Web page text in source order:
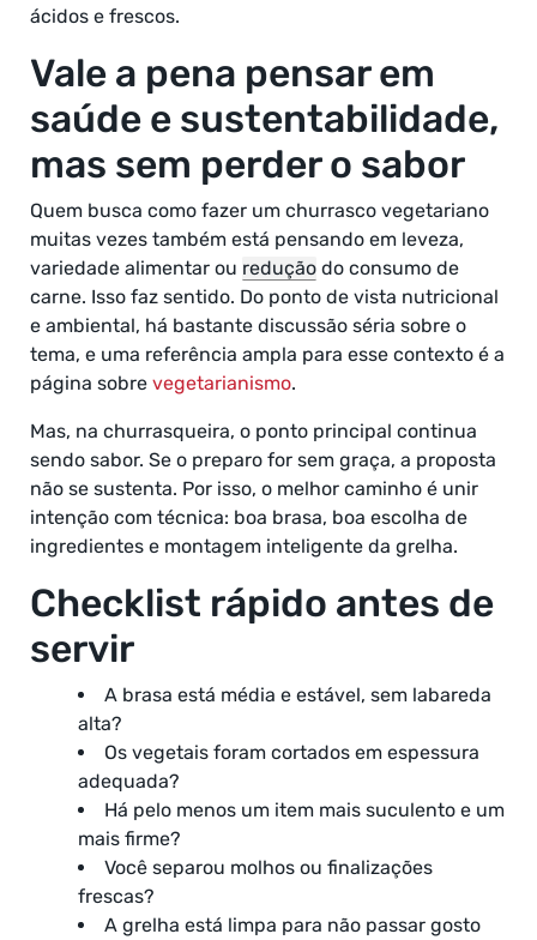
ácidos e frescos.
Vale a pena pensar em
saúde e sustentabilidade,
mas sem perder o sabor
Quem busca como fazer um churrasco vegetariano
muitas vezes também está pensando em leveza,
variedade alimentar ou redução do consumo de
carne. Isso faz sentido. Do ponto de vista nutricional
e ambiental, há bastante discussão séria sobre o
tema, e uma referência ampla para esse contexto é a
página sobre vegetarianismo.
Mas, na churrasqueira, o ponto principal continua
sendo sabor. Se o preparo for sem graça, a proposta
não se sustenta. Por isso, o melhor caminho é unir
intenção com técnica: boa brasa, boa escolha de
ingredientes e montagem inteligente da grelha.
Checklist rápido antes de
servir
A brasa está média e estável, sem labareda
alta?
Os vegetais foram cortados em espessura
adequada?
Há pelo menos um item mais suculento e um
mais firme?
Você separou molhos ou finalizações
frescas?
A grelha está limpa para não passar gosto